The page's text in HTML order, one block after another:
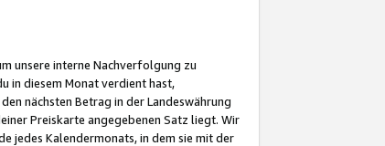
unsere interne Nachverfolgung zu
in diesem Monat verdient hast,
nächsten Betrag in der Landeswährung
Preiskarte angegebenen Satz liegt. Wir
jedes Kalendermonats, in dem sie mit der